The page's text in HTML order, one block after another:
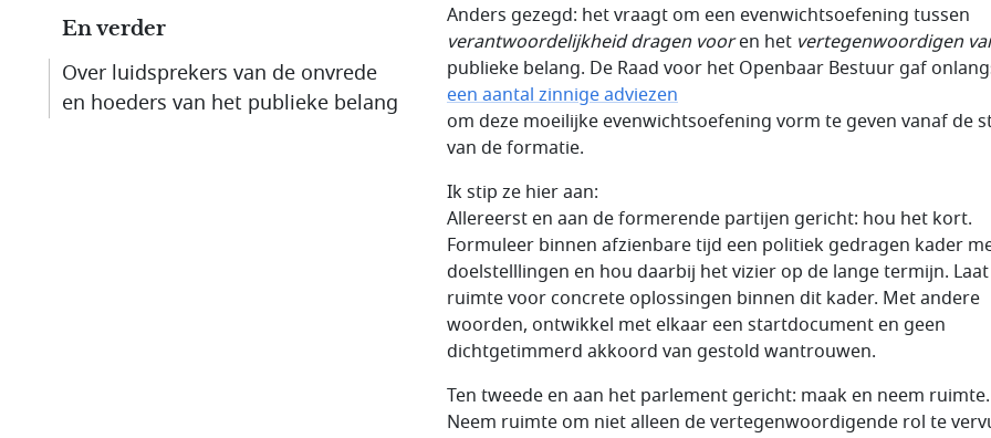
Anders gezegd: het vraagt om een evenwichtsoefening tussen
verantwoordelijkheid dragen vooren het vertegenwoordigen
publieke belang. De Raad voor het Openbaar Bestuur gaf
een aantal zinnige adviezen
om deze moeilijke evenwichtsoefening vorm te geven vanaf de
van de formatie.
Ik stip ze hier aan:
Allereerst en aan de formerende partijen gericht: hou het kort.
Formuleer binnen afzienbare tijd een politiek gedragen kader
doelstelllingen en hou daarbij het vizier op de lange termijn. Laat
ruimte voor concrete oplossingen binnen dit kader. Met andere
woorden, ontwikkel met elkaar een startdocument en geen
dichtgetimmerd akkoord van gestold wantrouwen.
Ten tweede en aan het parlement gericht: maak en neem ruimte.
Neem ruimte om niet alleen de vertegenwoordigende rol te
En verder
Over luidsprekers van de onvrede
en hoeders van het publieke belang